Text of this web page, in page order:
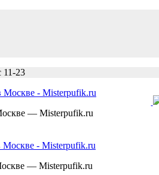
23
— Misterpufik.ru
— Misterpufik.ru